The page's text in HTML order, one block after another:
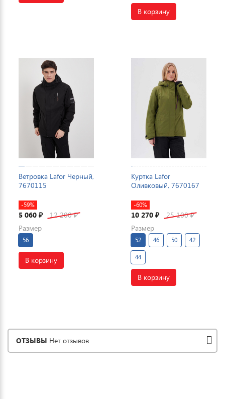
В корзину
Ветровка Lafor Черный,
7670115
-59%
5 060 ₽ 12 200₽
Размер
56
В корзину
Куртка Lafor
Оливковый, 7670167
-60%
10 270 ₽ 25 100₽
Размер
52 46 50 42
44
В корзину
ОТЗЫВЫ Нет отзывов